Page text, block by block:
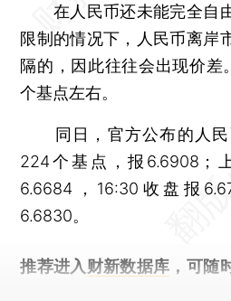
在人民币还未能完全自
限制的情况下，人民币离岸
隔的，因此往往会出现价差
个基点左右。
同日，官方公布的人民
224个基点，报6.6908；
6.6684，16:30收盘报
6.6830。
推荐进入 财新数据库 ，可随